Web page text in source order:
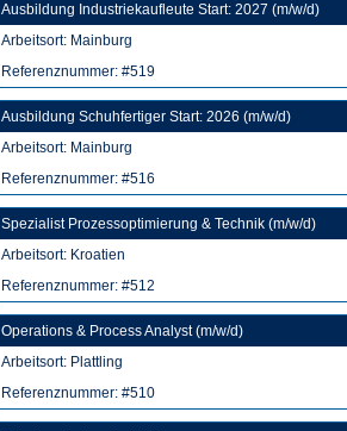
Ausbildung Industriekaufleute Start: 2027 (m/w/d)
Arbeitsort: Mainburg
Referenznummer: #519
Ausbildung Schuhfertiger Start: 2026 (m/w/d)
Arbeitsort: Mainburg
Referenznummer: #516
Spezialist Prozessoptimierung & Technik (m/w/d)
Arbeitsort: Kroatien
Referenznummer: #512
Operations & Process Analyst (m/w/d)
Arbeitsort: Plattling
Referenznummer: #510